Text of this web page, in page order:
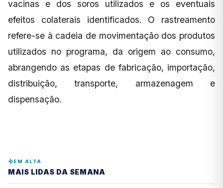
vacinas e dos soros utilizados e os eventuais
efeitos colaterais identificados. O rastreamento
refere-se à cadeia de movimentação dos produtos
utilizados no programa, da origem ao consumo,
abrangendo as etapas de fabricação, importação,
distribuição, transporte, armazenagem e
dispensação.
EM ALTA
MAIS LIDAS DA SEMANA